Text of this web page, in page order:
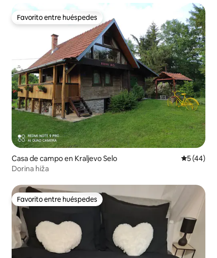
Favorito entre huéspedes
Favorito entre huéspedes
Casa de campo en Kraljevo Selo
5 (44)
Dorina hiža
Favorito entre huéspedes
Favorito entre huéspedes